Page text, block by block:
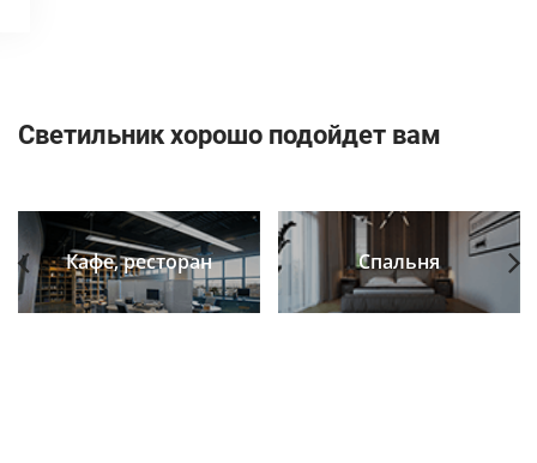
Светильник хорошо подойдет вам
Previous
Кафе, ресторан Спальня